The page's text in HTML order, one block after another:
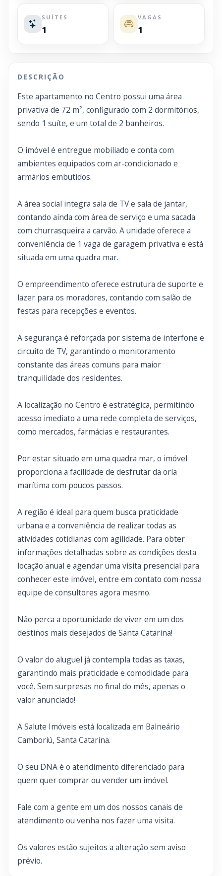
SUÍTES
1
VAGAS
1
DESCRIÇÃO
Este apartamento no Centro possui uma área
privativa de 72 m², configurado com 2 dormitórios,
sendo 1 suíte, e um total de 2 banheiros.
O imóvel é entregue mobiliado e conta com
ambientes equipados com ar-condicionado e
armários embutidos.
A área social integra sala de TV e sala de jantar,
contando ainda com área de serviço e uma sacada
com churrasqueira a carvão. A unidade oferece a
conveniência de 1 vaga de garagem privativa e está
situada em uma quadra mar.
O empreendimento oferece estrutura de suporte e
lazer para os moradores, contando com salão de
festas para recepções e eventos.
A segurança é reforçada por sistema de interfone e
circuito de TV, garantindo o monitoramento
constante das áreas comuns para maior
tranquilidade dos residentes.
A localização no Centro é estratégica, permitindo
acesso imediato a uma rede completa de serviços,
como mercados, farmácias e restaurantes.
Por estar situado em uma quadra mar, o imóvel
proporciona a facilidade de desfrutar da orla
marítima com poucos passos.
A região é ideal para quem busca praticidade
urbana e a conveniência de realizar todas as
atividades cotidianas com agilidade. Para obter
informações detalhadas sobre as condições desta
locação anual e agendar uma visita presencial para
conhecer este imóvel, entre em contato com nossa
equipe de consultores agora mesmo.
Não perca a oportunidade de viver em um dos
destinos mais desejados de Santa Catarina!
O valor do aluguel já contempla todas as taxas,
garantindo mais praticidade e comodidade para
você. Sem surpresas no final do mês, apenas o
valor anunciado!
A Salute Imóveis está localizada em Balneário
Camboriú, Santa Catarina.
O seu DNA é o atendimento diferenciado para
quem quer comprar ou vender um imóvel.
Fale com a gente em um dos nossos canais de
atendimento ou venha nos fazer uma visita.
Os valores estão sujeitos a alteração sem aviso
prévio.